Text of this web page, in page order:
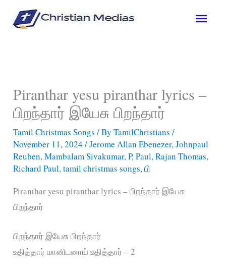
Main
Piranthar yesu piranthar lyrics –
பிறந்தார் இயேசு பிறந்தார்
Tamil Christmas Songs / ByTamilChristians/
November 11, 2024/Jerome Allan Ebenezer,Johnpaul
Reuben,Mambalam Sivakumar,P,Paul,Rajan Thomas,
Richard Paul,tamil christmas songs,பி
Piranthar yesu piranthar lyrics – பிறந்தார் இயேசு
பிறந்தார்
பிறந்தார் இயேசு பிறந்தார்
உதித்தார் மானிடனாய் உதித்தார் – 2